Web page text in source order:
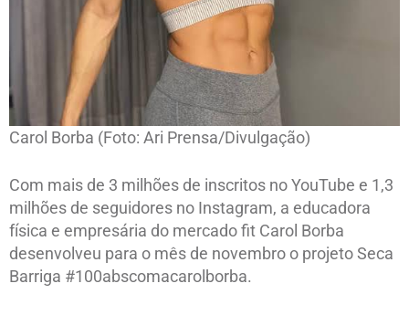
Carol Borba (Foto: Ari Prensa/Divulgação)
Com mais de 3 milhões de inscritos no YouTube e 1,3
milhões de seguidores no Instagram, a educadora
física e empresária do mercado fit Carol Borba
desenvolveu para o mês de novembro o projeto Seca
Barriga #100abscomacarolborba.